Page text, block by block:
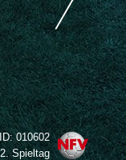
010602
Spieltag